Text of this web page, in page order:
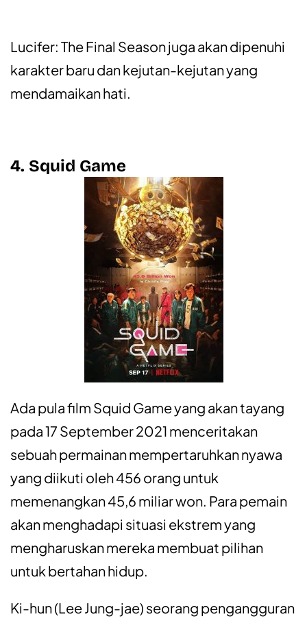
Lucifer: The Final Season juga akan dipenuhi
karakter baru dan kejutan-kejutan yang
mendamaikan hati.
4. Squid Game
Ada pula film Squid Game yang akan tayang
pada 17 September 2021 menceritakan
sebuah permainan mempertaruhkan nyawa
yang diikuti oleh 456 orang untuk
memenangkan 45,6 miliar won. Para pemain
akan menghadapi situasi ekstrem yang
mengharuskan mereka membuat pilihan
untuk bertahan hidup.
Ki-hun (Lee Jung-jae) seorang pengangguran